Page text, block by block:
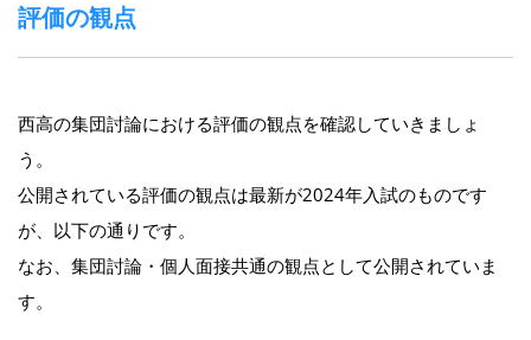
評価の観点
西高の集団討論における評価の観点を確認していきましょ
う。
公開されている評価の観点は最新が2024年入試のものです
が、以下の通りです。
なお、集団討論・個人面接共通の観点として公開されていま
す。